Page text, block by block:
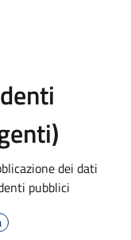
dei dati
pubblici